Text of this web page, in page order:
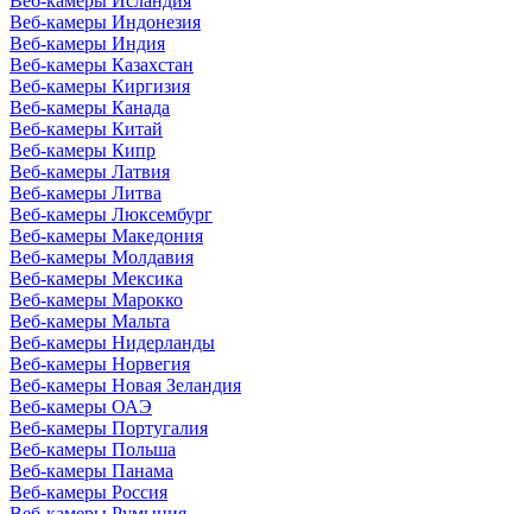
Веб-камеры Индонезия
Веб-камеры Индия
Веб-камеры Казахстан
Веб-камеры Киргизия
Веб-камеры Канада
Веб-камеры Китай
Веб-камеры Кипр
Веб-камеры Латвия
Веб-камеры Литва
Веб-камеры Люксембург
Веб-камеры Македония
Веб-камеры Молдавия
Веб-камеры Мексика
Веб-камеры Марокко
Веб-камеры Мальта
Веб-камеры Нидерланды
Веб-камеры Норвегия
Веб-камеры Новая Зеландия
Веб-камеры ОАЭ
Веб-камеры Португалия
Веб-камеры Польша
Веб-камеры Панама
Веб-камеры Россия